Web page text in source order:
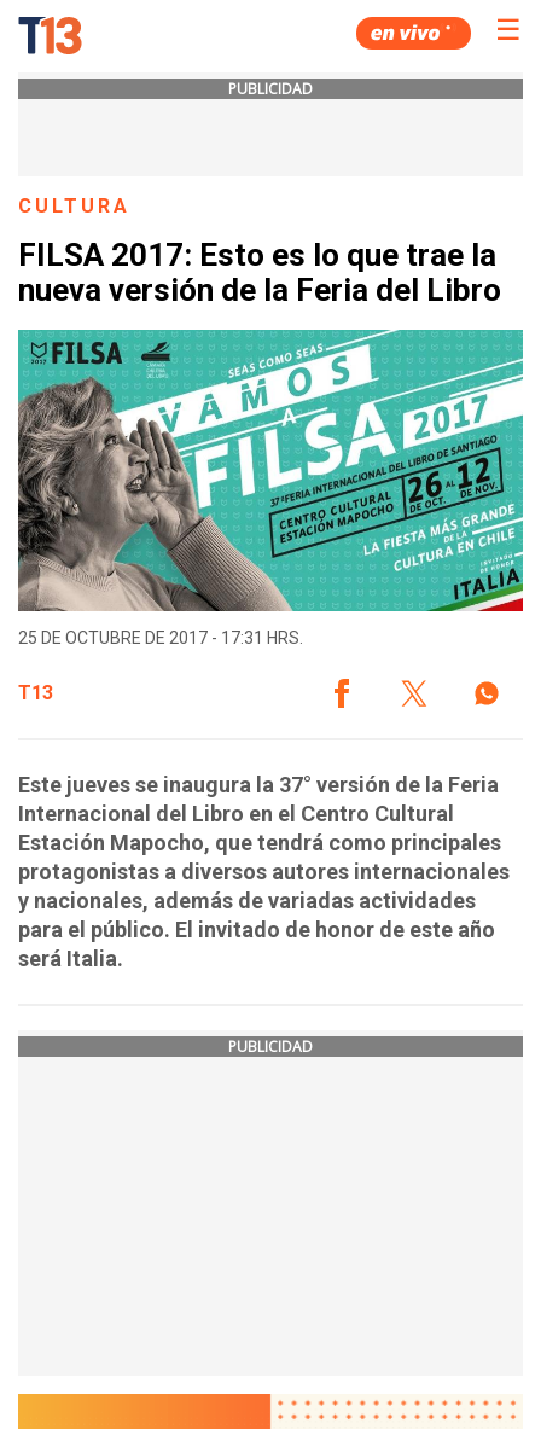
☰
PUBLICIDAD
CULTURA
FILSA 2017: Esto es lo que trae la
nueva versión de la Feria del Libro
25 DE OCTUBRE DE 2017 - 17:31 HRS.
T13
Este jueves se inaugura la 37° versión de la Feria
Internacional del Libro en el Centro Cultural
Estación Mapocho, que tendrá como principales
protagonistas a diversos autores internacionales
y nacionales, además de variadas actividades
para el público. El invitado de honor de este año
será Italia.
PUBLICIDAD